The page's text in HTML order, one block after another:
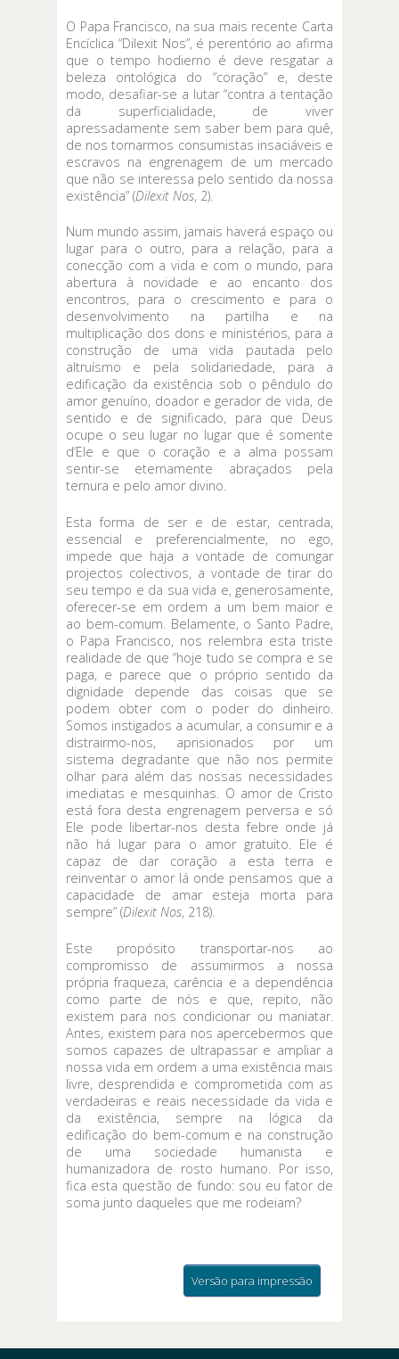
O Papa Francisco, na sua mais recente Carta
Encíclica “Dilexit Nos”, é perentório ao afirma
que o tempo hodierno é deve resgatar a
beleza ontológica do “coração” e, deste
modo, desafiar-se a lutar “contra a tentação
da superficialidade, de viver
apressadamente sem saber bem para quê,
de nos tornarmos consumistas insaciáveis e
escravos na engrenagem de um mercado
que não se interessa pelo sentido da nossa
existência” (Dilexit Nos, 2).
Num mundo assim, jamais haverá espaço ou
lugar para o outro, para a relação, para a
conecção com a vida e com o mundo, para
abertura à novidade e ao encanto dos
encontros, para o crescimento e para o
desenvolvimento na partilha e na
multiplicação dos dons e ministérios, para a
construção de uma vida pautada pelo
altruísmo e pela solidariedade, para a
edificação da existência sob o pêndulo do
amor genuíno, doador e gerador de vida, de
sentido e de significado, para que Deus
ocupe o seu lugar no lugar que é somente
d’Ele e que o coração e a alma possam
sentir-se eternamente abraçados pela
ternura e pelo amor divino.
Esta forma de ser e de estar, centrada,
essencial e preferencialmente, no ego,
impede que haja a vontade de comungar
projectos colectivos, a vontade de tirar do
seu tempo e da sua vida e, generosamente,
oferecer-se em ordem a um bem maior e
ao bem-comum. Belamente, o Santo Padre,
o Papa Francisco, nos relembra esta triste
realidade de que “hoje tudo se compra e se
paga, e parece que o próprio sentido da
dignidade depende das coisas que se
podem obter com o poder do dinheiro.
Somos instigados a acumular, a consumir e a
distrairmo-nos, aprisionados por um
sistema degradante que não nos permite
olhar para além das nossas necessidades
imediatas e mesquinhas. O amor de Cristo
está fora desta engrenagem perversa e só
Ele pode libertar-nos desta febre onde já
não há lugar para o amor gratuito. Ele é
capaz de dar coração a esta terra e
reinventar o amor lá onde pensamos que a
capacidade de amar esteja morta para
sempre” (Dilexit Nos, 218).
Este propósito transportar-nos ao
compromisso de assumirmos a nossa
própria fraqueza, carência e a dependência
como parte de nós e que, repito, não
existem para nos condicionar ou maniatar.
Antes, existem para nos apercebermos que
somos capazes de ultrapassar e ampliar a
nossa vida em ordem a uma existência mais
livre, desprendida e comprometida com as
verdadeiras e reais necessidade da vida e
da existência, sempre na lógica da
edificação do bem-comum e na construção
de uma sociedade humanista e
humanizadora de rosto humano. Por isso,
fica esta questão de fundo: sou eu fator de
soma junto daqueles que me rodeiam?
Versão para impressão